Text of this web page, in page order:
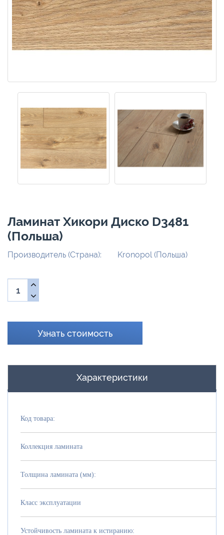
Ламинат Хикори Диско D3481
(Польша)
Производитель (Страна): Kronopol (Польша)
Узнать стоимость
Характеристики
Код товара:
Коллекция ламината
Толщина ламината (мм):
Класс эксплуатации
Устойчивость ламината к истиранию: